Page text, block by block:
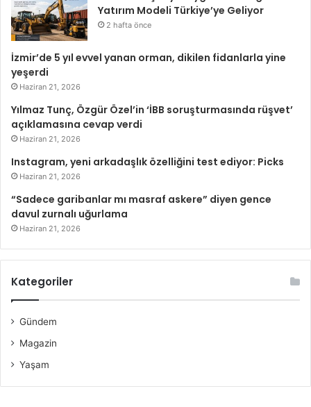
Yatırım Modeli Türkiye’ye Geliyor
2 hafta önce
İzmir’de 5 yıl evvel yanan orman, dikilen fidanlarla yine
yeşerdi
Haziran 21, 2026
Yılmaz Tunç, Özgür Özel’in ‘İBB soruşturmasında rüşvet’
açıklamasına cevap verdi
Haziran 21, 2026
Instagram, yeni arkadaşlık özelliğini test ediyor: Picks
Haziran 21, 2026
“Sadece garibanlar mı masraf askere” diyen gence
davul zurnalı uğurlama
Haziran 21, 2026
Kategoriler
Gündem
Magazin
Yaşam